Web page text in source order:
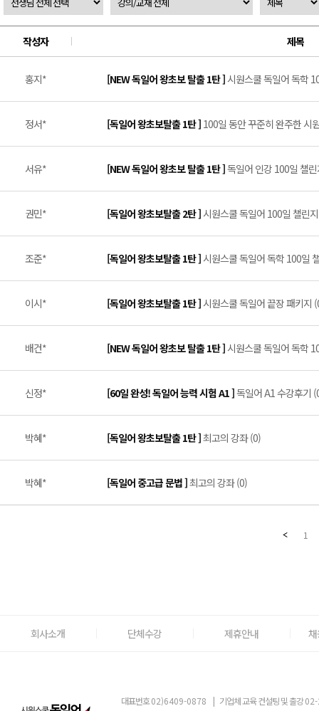
작성자 제목
홍지* [NEW 독일어 왕초보 탈출 1탄 ]시원스쿨 독일어 독학
정서* [독일어 왕초보탈출 1탄 ] 100일 동안 꾸준히 완주한 시
서유* [NEW 독일어 왕초보 탈출 1탄 ]독일어 인강 100일 챌
권민* [독일어 왕초보탈출 2탄 ]시원스쿨 독일어 100일 챌린
조준* [독일어 왕초보탈출 1탄 ]시원스쿨 독일어 독학 100일
이시* [독일어 왕초보탈출 1탄 ]시원스쿨 독일어 끝장 패키지
배건* [NEW 독일어 왕초보 탈출 1탄 ]시원스쿨 독일어 독학
신정* [60일 완성! 독일어 능력 시험 A1 ]독일어 A1 수강후기
박혜* [독일어 왕초보탈출 1탄 ]최고의 강좌 (0)
박혜* [독일어 중고급 문법 ]최고의 강좌 (0)
1
회사소개 단체수강 제휴안내
대표번호02)6409-0878 | 기업체 교육 컨설팅 및 출강